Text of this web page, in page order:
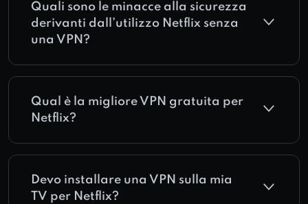
Quali sono le minacce alla sicurezza
derivanti dall’utilizzo Netflix senza
una VPN?
Qual è la migliore VPN gratuita per
Netflix?
Devo installare una VPN sulla mia
TV per Netflix?